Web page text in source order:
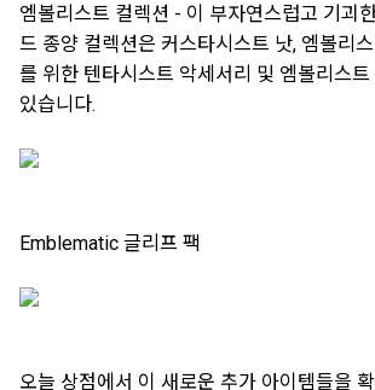
엠볼리스트 컬렉션 - 이 부자연스럽고 기괴
드 종양 컬렉션은 커스타시스트 낫, 엠볼리스
를 위한 텐타시스트 악세서리 및 엠볼리스트
있습니다.
Emblematic 글리프 팩
오늘 상점에서 이 새로운 추가 아이템들을